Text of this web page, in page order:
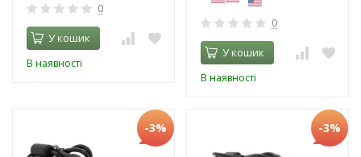
0
У кошик
В наявності
0
У кошик
В наявності
-3% -3%